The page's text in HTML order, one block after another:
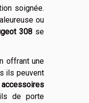
soignée.
ou
308se
offrant une
ils peuvent
accessoires
de porte